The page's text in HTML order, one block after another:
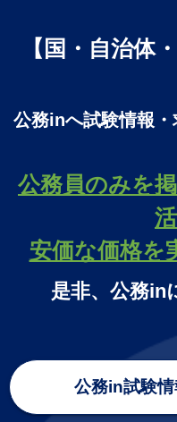
【国・自治体
公務inへ試験情報
公務員のみを
安価な価格を
是非、公務in
公務in試験